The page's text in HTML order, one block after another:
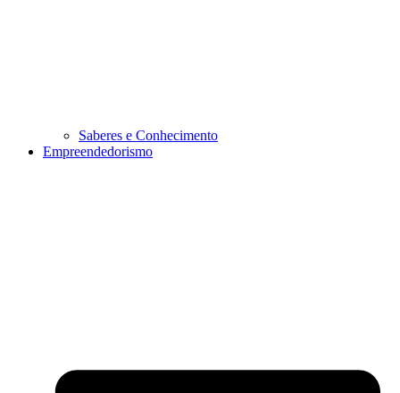
Saberes e Conhecimento
Empreendedorismo